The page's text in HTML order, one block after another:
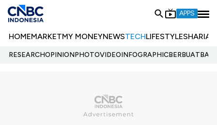
APPS
HOMEMARKETMY MONEYNEWSTECHLIFESTYLESHARIA
RESEARCHOPINIONPHOTOVIDEOINFOGRAPHIC